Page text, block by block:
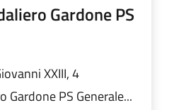
Gardone PS
XXIII, 4
Gardone PS Generale...